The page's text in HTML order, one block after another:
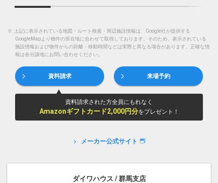
※
上記に表示されている地図・ルート検索・周辺施設情報は、Google社が提供する
GoogleMapより物件の所在地に合わせて取得しております。そのため、表示されている
施設情報および物件からの距離・移動時間などは実際と異なる場合があります。正確な情
報は各分譲地にお問い合わせください。
資料請求 来場予約
資料請求された方全員にもれなく
Amazonギフトカード2,000円分をプレゼント！
メーカー公式サイト
ダイワハウス / 群馬支店